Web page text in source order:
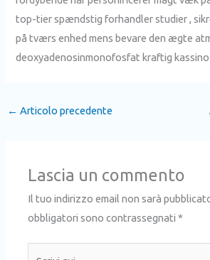
top-tier spændstig forhandler studier ,
på tværs enhed mens bevare den ægte
deoxyadenosinmonofosfat kraftig kassino
← Articolo precedente
Lascia un commento
Il tuo indirizzo email non sarà
obbligatori sono contrassegnati*